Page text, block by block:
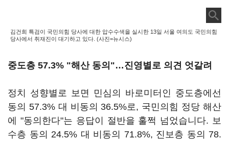
김건희 특검이 국민의힘 당사에 대한 압수수색을 실시한 13일 서울 여의도 국민의힘
당사에서 취재진이 대기하고 있다. (사진=뉴시스)
중도층 57.3% "해산 동의"…진영별로 의견 엇갈려
정치 성향별로 보면 민심의 바로미터인 중도층에선
동의 57.3% 대 비동의 36.5%로, 국민의힘 정당 해산
에 "동의한다"는 응답이 절반을 훌쩍 넘었습니다. 보
수층 동의 24.5% 대 비동의 71.8%, 진보층 동의 78.